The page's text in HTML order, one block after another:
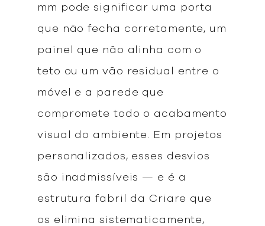
mm pode significar uma porta
que não fecha corretamente, um
painel que não alinha com o
teto ou um vão residual entre o
móvel e a parede que
compromete todo o acabamento
visual do ambiente. Em projetos
personalizados, esses desvios
são inadmissíveis — e é a
estrutura fabril da Criare que
os elimina sistematicamente,